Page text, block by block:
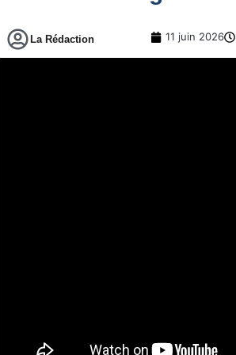
La Rédaction 11 juin 2026